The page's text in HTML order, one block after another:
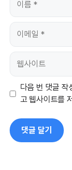
이
일
웹
트
다음 번 댓글 작
고 웹사이트를